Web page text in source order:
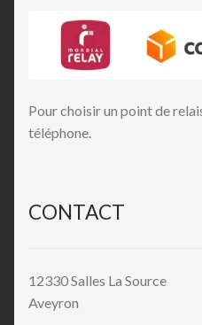
Pour choisir un point de
téléphone.
CONTACT
12330 Salles La Source
Aveyron